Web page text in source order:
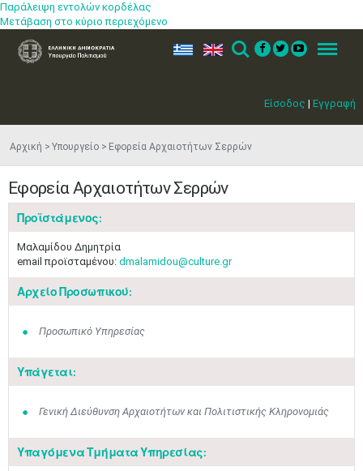
Παράλειψη εντολών κορδέλας
Μετάβαση στο κύριο περιεχόμενο
Είσοδος | Εγγραφή
ελ en Search Menu
Αρχική Υπουργείο Εφορεία Αρχαιοτήτων Σερρών
Εφορεία Αρχαιοτήτων Σερρών
Προϊστάμενος:
Μαλαμίδου Δημητρία
email προϊσταμένου: dmalamidou@culture.gr
Αρχείο Προσωπικού:
Προσωπικό Υπηρεσίας
Υπάγεται:
Γενική Διεύθυνση Αρχαιοτήτων και Πολιτιστικής Κληρονομιάς
Υπαγόμενα Τμήματα Υπηρεσίας: